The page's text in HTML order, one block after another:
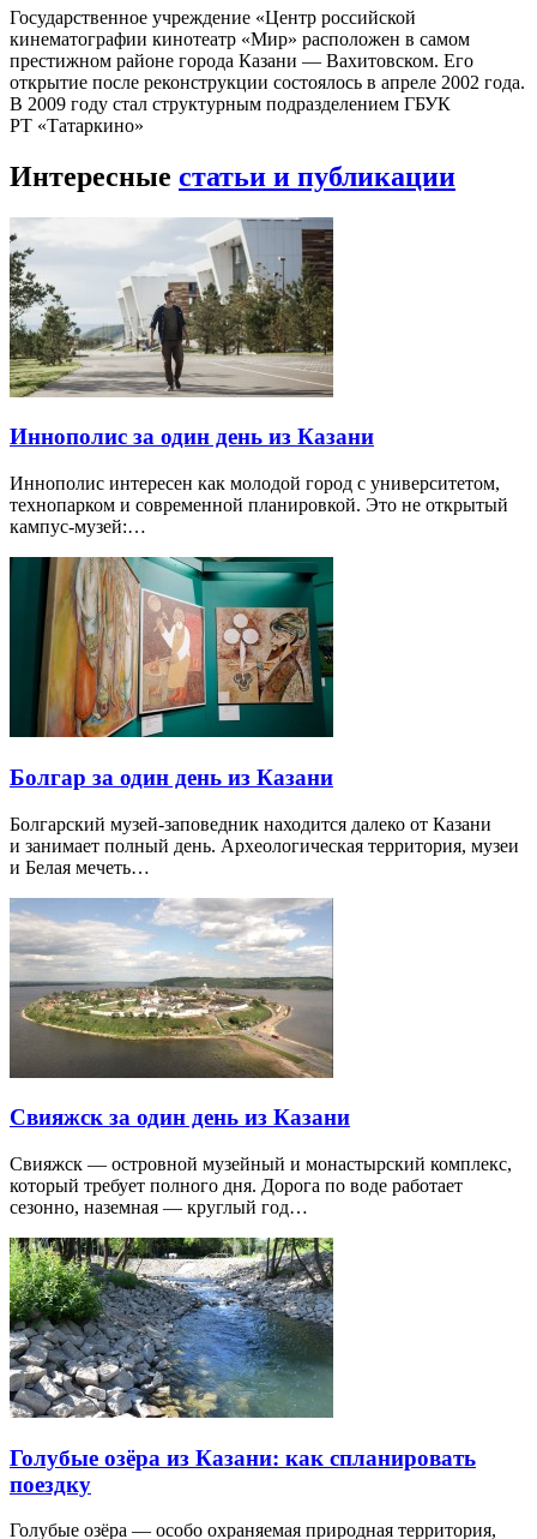
Государственное учреждение «Центр российской
кинематографии кинотеатр «Мир» расположен в самом
престижном районе города Казани — Вахитовском. Его
открытие после реконструкции состоялось в апреле 2002 года.
В 2009 году стал структурным подразделением ГБУК
РТ «Татаркино»
Интересные статьи и публикации
Иннополис за один день из Казани
Иннополис интересен как молодой город с университетом,
технопарком и современной планировкой. Это не открытый
кампус-музей:…
Болгар за один день из Казани
Болгарский музей-заповедник находится далеко от Казани
и занимает полный день. Археологическая территория, музеи
и Белая мечеть…
Свияжск за один день из Казани
Свияжск — островной музейный и монастырский комплекс,
который требует полного дня. Дорога по воде работает
сезонно, наземная — круглый год…
Голубые озёра из Казани: как спланировать
поездку
Голубые озёра — особо охраняемая природная территория,